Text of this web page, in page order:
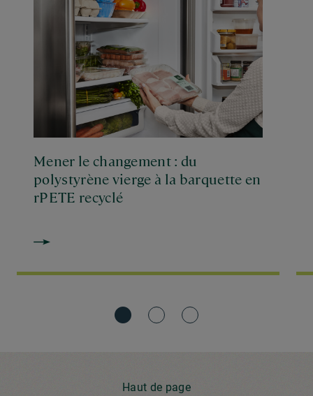
Mener le changement : du
polystyrène vierge à la barquette en
rPETE recyclé
Haut de page